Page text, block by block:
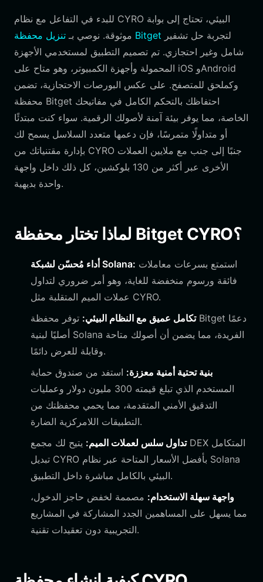
للبدء في التفاعل مع نظام CYRO البيئي، تحتاج إلى بوابة
موثوقة. نوصي بـ تنزيل محفظة Bitget
شامل وغير احتجازي. تم تصميم التطبيق لمستخدمي الأجهزة
المحمولة وأجهزة الكمبيوتر، وهو متاح على iOS وAndroid
وكملحق للمتصفح. على عكس البورصات الاحتجازية، تضمن
محفظة Bitget احتفاظك بالتحكم الكامل في مفاتيحك
الخاصة، مما يوفر بيئة آمنة لأصولك الرقمية. سواء كنت مبتدئًا
أو متداولًا متمرسًا، فإن دعمها متعدد السلاسل يسمح لك
بإدارة مقتنياتك من CYRO جنبًا إلى جنب مع ملايين العملات
الأخرى عبر أكثر من 130 بلوكشين، كل ذلك داخل واجهة
واحدة بديهية.
لماذا تختار محفظة Bitget CYRO؟
أداء مُحسّن لشبكة Solana:
فائقة ورسوم منخفضة للغاية، وهو أمر ضروري لتداول
عملات الميم المتقلبة مثل CYRO.
تكامل عميق مع النظام البيئي: توفر محفظة Bitget دعمًا
أصليًا لبنية Solana الفريدة، مما يضمن أن أصولك متاحة
وقابلة للعرض دائمًا.
بنية تحتية أمنية معززة: استفد من صندوق حماية
المستخدم الذي تبلغ قيمته 300 مليون دولار وعمليات
التدقيق الأمني المتقدمة، مما يحمي محفظتك من
التطبيقات اللامركزية الضارة.
تداول سلس لعملات الميم: يتيح لك مجمع DEX المتكامل
تبديل CYRO بأفضل الأسعار المتاحة عبر نظام Solana
البيئي بالكامل مباشرة داخل التطبيق.
واجهة سهلة الاستخدام: مصممة لخفض حاجز الدخول،
مما يسهل على المساهمين الجدد المشاركة في المشاريع
التجريبية دون تعقيدات تقنية.